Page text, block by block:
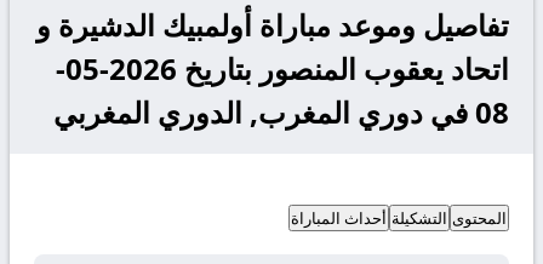
تفاصيل وموعد مباراة أولمبيك الدشيرة و
اتحاد يعقوب المنصور بتاريخ 2026-05-
08 في دوري المغرب, الدوري المغربي
المحتوى التشكيلة أحداث المباراة